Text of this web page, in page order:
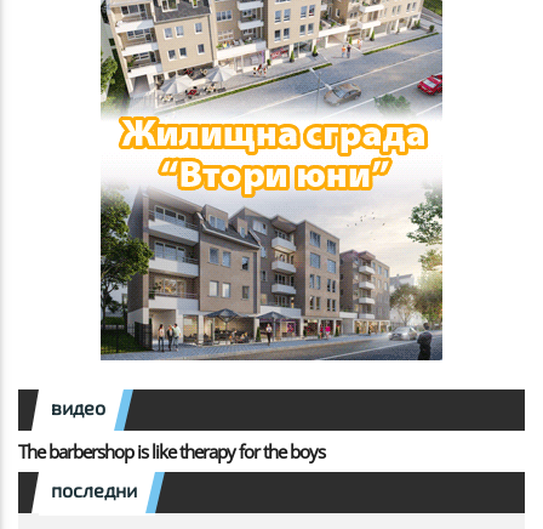
видео
The barbershop is like therapy for the boys
последни